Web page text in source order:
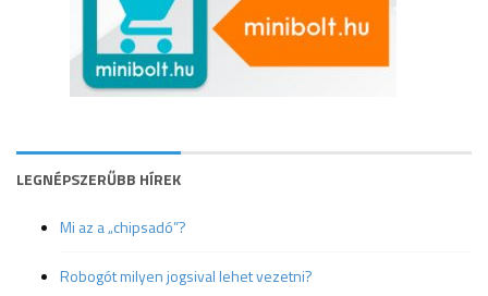
LEGNÉPSZERŰBB HÍREK
Mi az a „chipsadó”?
Robogót milyen jogsival lehet vezetni?